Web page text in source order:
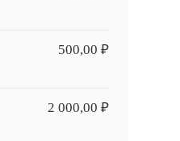
500,00 ₽
2 000,00 ₽